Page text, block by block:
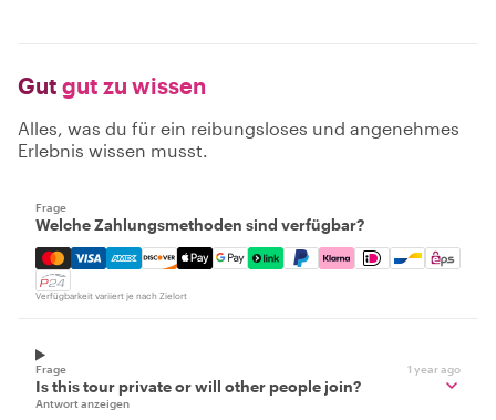
Gut gut zu wissen
Alles, was du für ein reibungsloses und angenehmes
Erlebnis wissen musst.
Frage
Welche Zahlungsmethoden sind verfügbar?
Mastercard, Visa, Amex, Discover, Apple Pay, Google
Verfügbarkeit variiert je nach Zielort
Frage 1 year ago
Is this tour private or will other people join?
Antwort anzeigen